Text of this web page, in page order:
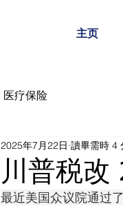
主页
医疗保险
川普税改
2025年7月22日 讀畢需時 4
最近美国众议院通过